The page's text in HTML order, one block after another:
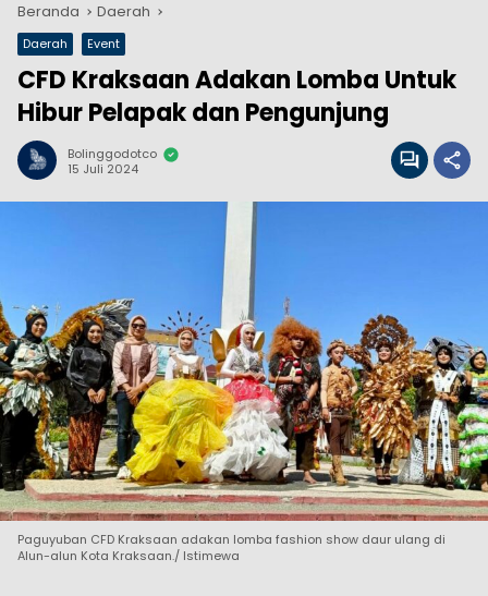
Beranda Daerah
Daerah Event
CFD Kraksaan Adakan Lomba Untuk
Hibur Pelapak dan Pengunjung
Bolinggodotco
15 Juli 2024
Paguyuban CFD Kraksaan adakan lomba fashion show daur ulang di
Alun-alun Kota Kraksaan./ Istimewa